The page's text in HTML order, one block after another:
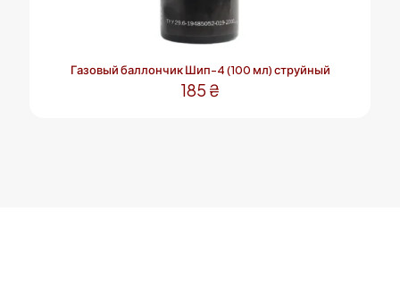
Газовый баллончик Шип-4 (100 мл) струйный
185 ₴